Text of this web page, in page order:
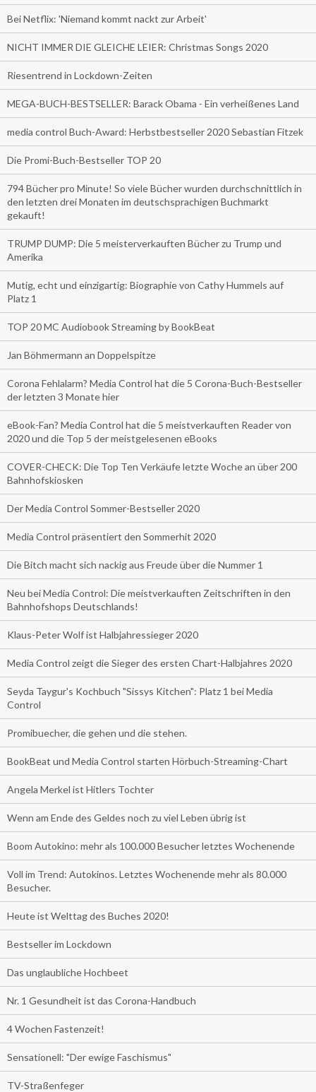
Bei Netflix: 'Niemand kommt nackt zur Arbeit'
NICHT IMMER DIE GLEICHE LEIER: Christmas Songs 2020
Riesentrend in Lockdown-Zeiten
MEGA-BUCH-BESTSELLER: Barack Obama - Ein verheißenes Land
media control Buch-Award: Herbstbestseller 2020 Sebastian Fitzek
Die Promi-Buch-Bestseller TOP 20
794 Bücher pro Minute! So viele Bücher wurden durchschnittlich in
den letzten drei Monaten im deutschsprachigen Buchmarkt
gekauft!
TRUMP DUMP: Die 5 meisterverkauften Bücher zu Trump und
Amerika
Mutig, echt und einzigartig: Biographie von Cathy Hummels auf
Platz 1
TOP 20 MC Audiobook Streaming by BookBeat
Jan Böhmermann an Doppelspitze
Corona Fehlalarm? Media Control hat die 5 Corona-Buch-Bestseller
der letzten 3 Monate hier
eBook-Fan? Media Control hat die 5 meistverkauften Reader von
2020 und die Top 5 der meistgelesenen eBooks
COVER-CHECK: Die Top Ten Verkäufe letzte Woche an über 200
Bahnhofskiosken
Der Media Control Sommer-Bestseller 2020
Media Control präsentiert den Sommerhit 2020
Die Bitch macht sich nackig aus Freude über die Nummer 1
Neu bei Media Control: Die meistverkauften Zeitschriften in den
Bahnhofshops Deutschlands!
Klaus-Peter Wolf ist Halbjahressieger 2020
Media Control zeigt die Sieger des ersten Chart-Halbjahres 2020
Seyda Taygur's Kochbuch "Sissys Kitchen": Platz 1 bei Media
Control
Promibuecher, die gehen und die stehen.
BookBeat und Media Control starten Hörbuch-Streaming-Chart
Angela Merkel ist Hitlers Tochter
Wenn am Ende des Geldes noch zu viel Leben übrig ist
Boom Autokino: mehr als 100.000 Besucher letztes Wochenende
Voll im Trend: Autokinos. Letztes Wochenende mehr als 80.000
Besucher.
Heute ist Welttag des Buches 2020!
Bestseller im Lockdown
Das unglaubliche Hochbeet
Nr. 1 Gesundheit ist das Corona-Handbuch
4 Wochen Fastenzeit!
Sensationell: "Der ewige Faschismus"
TV-Straßenfeger